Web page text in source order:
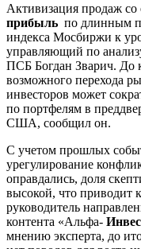
Активизация продаж
прибыль по длинным
индекса Мосбиржи к
управляющий по
ПСБ Богдан Зварич. До
возможного перехода
инвесторов может
по портфелям в
США, сообщил он.
С учетом прошлых
урегулирование
оправдались, доля
высокой, что приводит
руководитель
контента «Альфа-
мнению эксперта, до